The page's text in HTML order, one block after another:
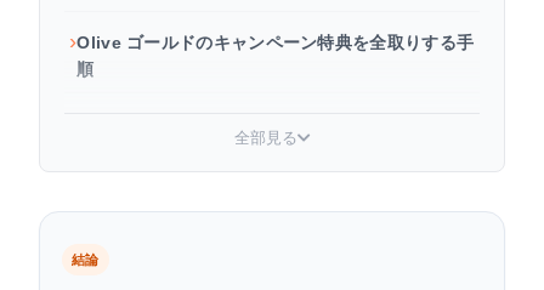
Olive ゴールドのキャンペーン特典を全取りする手
順
キャンペーン適用時の注意点
全部見る
結論